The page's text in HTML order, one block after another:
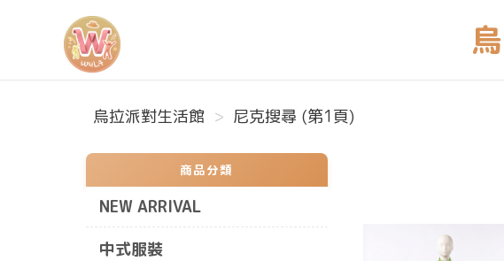
烏拉派對生活館
烏拉派對生活館 尼克搜尋 (第1頁)
商品分類
NEW ARRIVAL
中式服裝